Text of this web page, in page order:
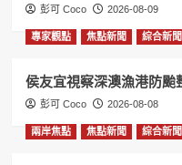
彭可 Coco 2026-08-09
專家觀點 焦點新聞 綜合新聞
侯友宜視察深澳漁港防
彭可 Coco 2026-08-08
兩岸焦點 焦點新聞 綜合新聞